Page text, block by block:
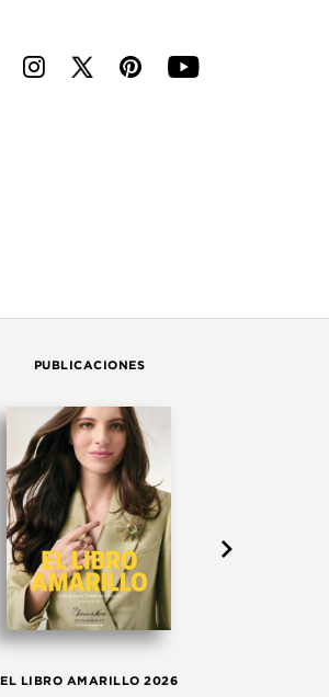
i p y
PUBLICACIONES
EL LIBRO AMARILLO 2026